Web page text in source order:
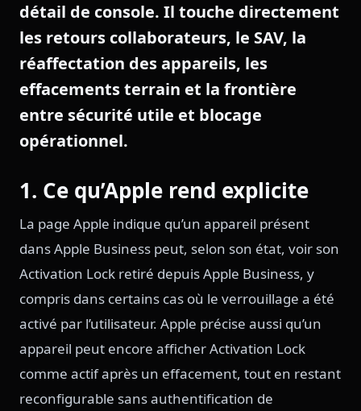
détail de console. Il touche directement
les retours collaborateurs, le SAV, la
réaffectation des appareils, les
effacements terrain et la frontière
entre sécurité utile et blocage
opérationnel.
1. Ce qu’Apple rend explicite
La page Apple indique qu’un appareil présent
dans Apple Business peut, selon son état, voir son
Activation Lock retiré depuis Apple Business, y
compris dans certains cas où le verrouillage a été
activé par l’utilisateur. Apple précise aussi qu’un
appareil peut encore afficher Activation Lock
comme actif après un effacement, tout en restant
reconfigurable sans authentification de